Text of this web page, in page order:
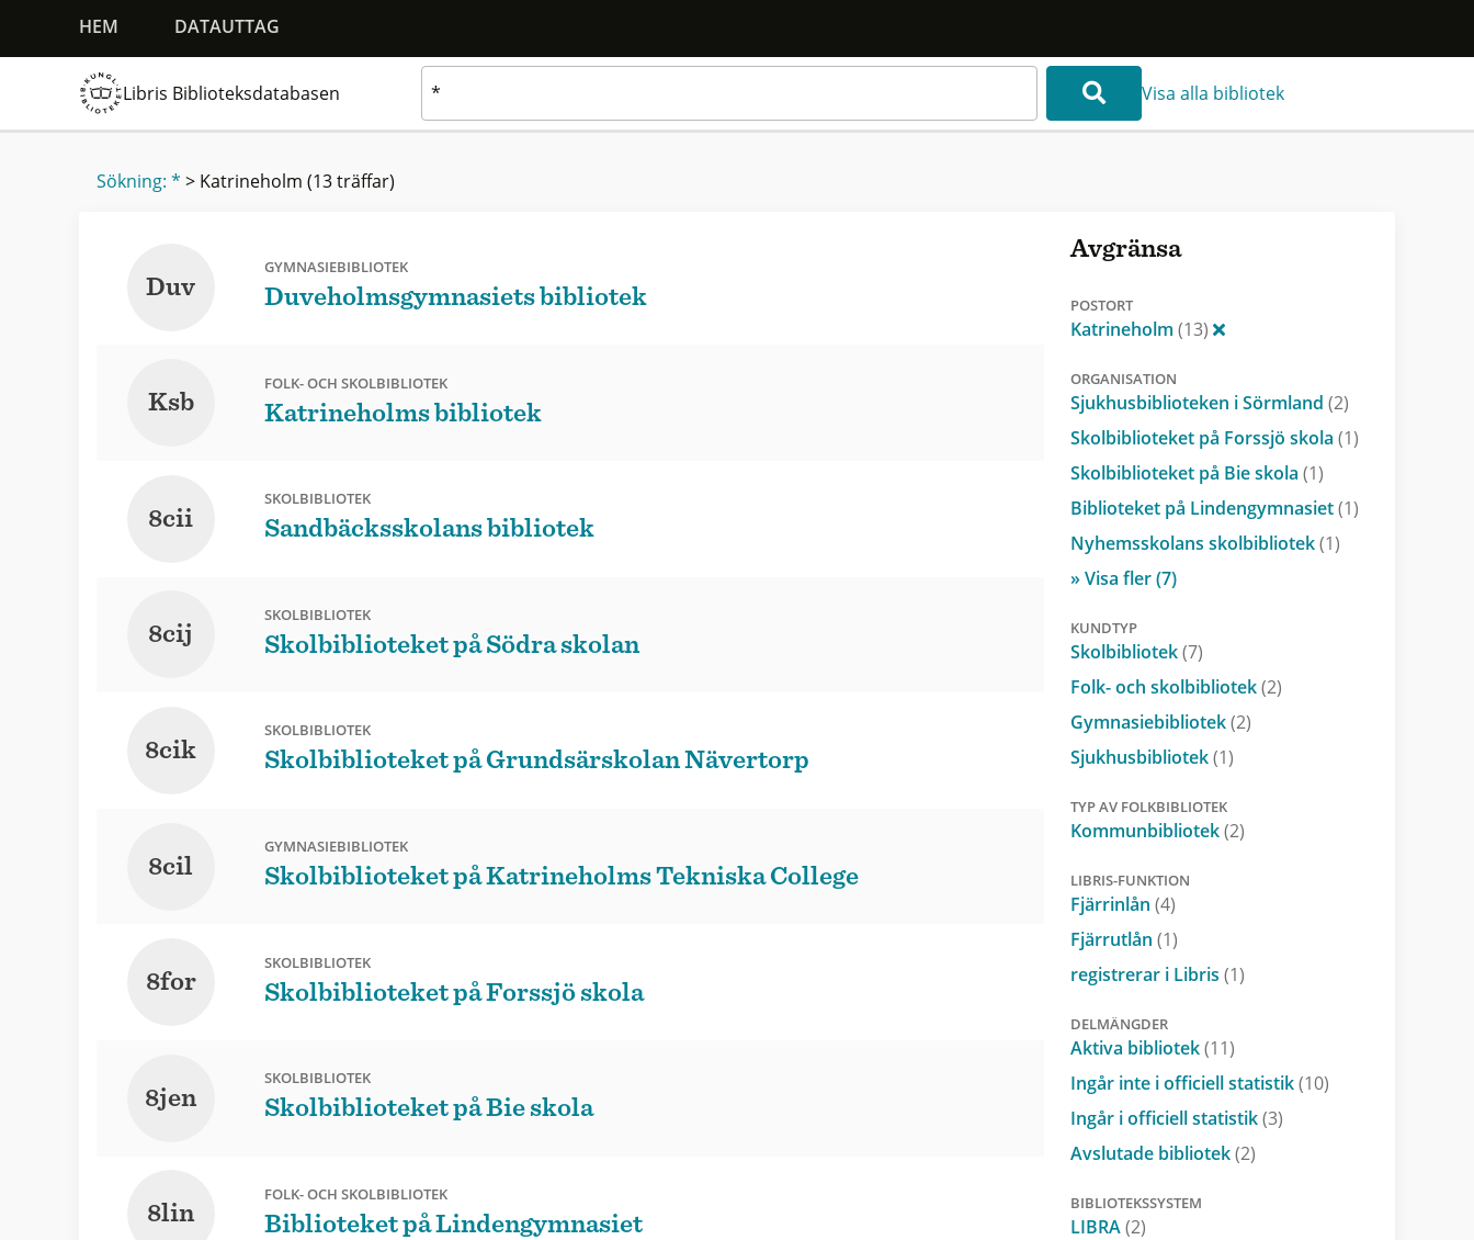
HEM DATAUTTAG
Libris Biblioteksdatabasen Visa alla bibliotek
Sökning: * > Katrineholm (13 träffar)
Duv
GYMNASIEBIBLIOTEK
Duveholmsgymnasiets bibliotek
Ksb
FOLK- OCH SKOLBIBLIOTEK
Katrineholms bibliotek
8cii
SKOLBIBLIOTEK
Sandbäcksskolans bibliotek
8cij
SKOLBIBLIOTEK
Skolbiblioteket på Södra skolan
8cik
SKOLBIBLIOTEK
Skolbiblioteket på Grundsärskolan Nävertorp
8cil
GYMNASIEBIBLIOTEK
Skolbiblioteket på Katrineholms Tekniska College
8for
SKOLBIBLIOTEK
Skolbiblioteket på Forssjö skola
8jen
SKOLBIBLIOTEK
Skolbiblioteket på Bie skola
8lin
FOLK- OCH SKOLBIBLIOTEK
Biblioteket på Lindengymnasiet
Avgränsa
POSTORT
Katrineholm (13)
ORGANISATION
Sjukhusbiblioteken i Sörmland (2)
Skolbiblioteket på Forssjö skola (1)
Skolbiblioteket på Bie skola (1)
Biblioteket på Lindengymnasiet(1)
Nyhemsskolans skolbibliotek(1)
» Visa fler (7)
KUNDTYP
Skolbibliotek(7)
Folk- och skolbibliotek(2)
Gymnasiebibliotek(2)
Sjukhusbibliotek(1)
TYP AV FOLKBIBLIOTEK
Kommunbibliotek(2)
LIBRIS-FUNKTION
Fjärrinlån (4)
Fjärrutlån (1)
registrerar i Libris (1)
DELMÄNGDER
Aktiva bibliotek(11)
Ingår inte i officiell statistik(10)
Ingår i officiell statistik(3)
Avslutade bibliotek(2)
BIBLIOTEKSSYSTEM
LIBRA(2)